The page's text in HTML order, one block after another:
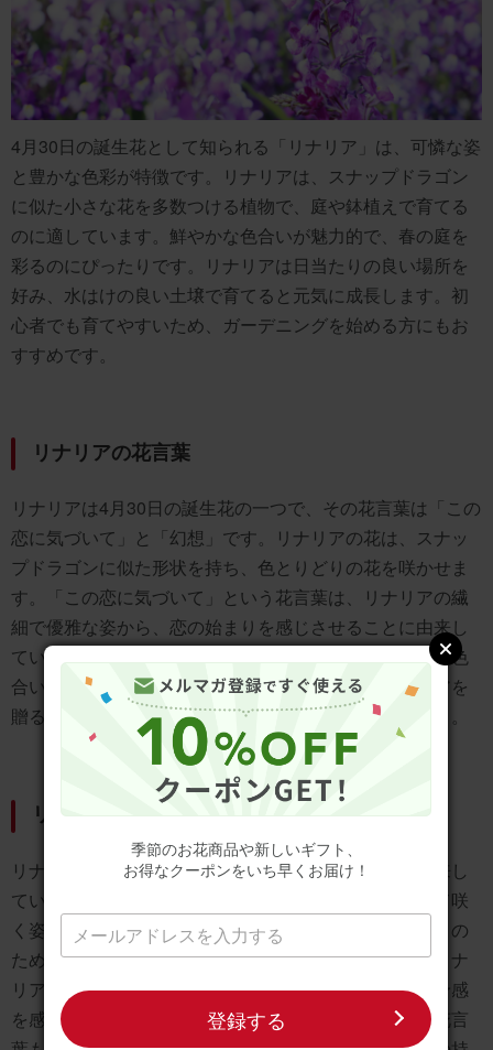
4月30日の誕生花として知られる「リナリア」は、可憐な姿
と豊かな色彩が特徴です。リナリアは、スナップドラゴン
に似た小さな花を多数つける植物で、庭や鉢植えで育てる
のに適しています。鮮やかな色合いが魅力的で、春の庭を
彩るのにぴったりです。リナリアは日当たりの良い場所を
好み、水はけの良い土壌で育てると元気に成長します。初
心者でも育てやすいため、ガーデニングを始める方にもお
すすめです。
リナリアの花言葉
リナリアは4月30日の誕生花の一つで、その花言葉は「この
恋に気づいて」と「幻想」です。リナリアの花は、スナッ
プドラゴンに似た形状を持ち、色とりどりの花を咲かせま
す。「この恋に気づいて」という花言葉は、リナリアの繊
細で優雅な姿から、恋の始まりを感じさせることに由来し
ています。また、「幻想」という花言葉は、その美しい色
合いが夢のような世界を連想させるためです。リナリアを
贈ることで、特別な思いを伝えることができるでしょう。
リナリアの花言葉の由来
リナリアの花言葉の由来は、その繊細で優雅な姿に由来し
ています。リナリアは、細長い茎に小さな花が密集して咲
く姿が特徴的で、まるで幻想的な風景を思わせます。この
ため、「幻想」という花言葉が生まれました。また、リナ
リアの花は多様な色合いを持ち、見る人に新たな恋の予感
を感じさせることから、「この恋に気づいて」という花言
季節のお花商品や新しいギフト、
お得なクーポンをいち早くお届け！
登録する